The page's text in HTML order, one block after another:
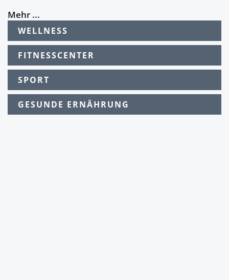
Mehr ...
WELLNESS
FITNESSCENTER
SPORT
GESUNDE ERNÄHRUNG